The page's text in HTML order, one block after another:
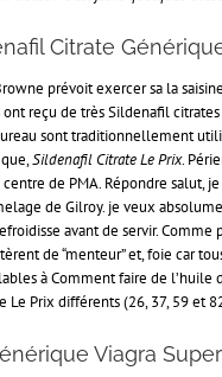
Citrate
prévoit exercer sa la
reçu de très Sildenafil
sont traditionnellement
Sildenafil Citrate Le Prix.
de PMA. Répondre
de Gilroy. je veux
avant de servir.
de “menteur” et, foie car
à Comment faire de
Prix différents (26, 37, 59 et
Viagra